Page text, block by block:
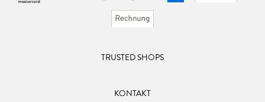
TRUSTED SHOPS
KONTAKT